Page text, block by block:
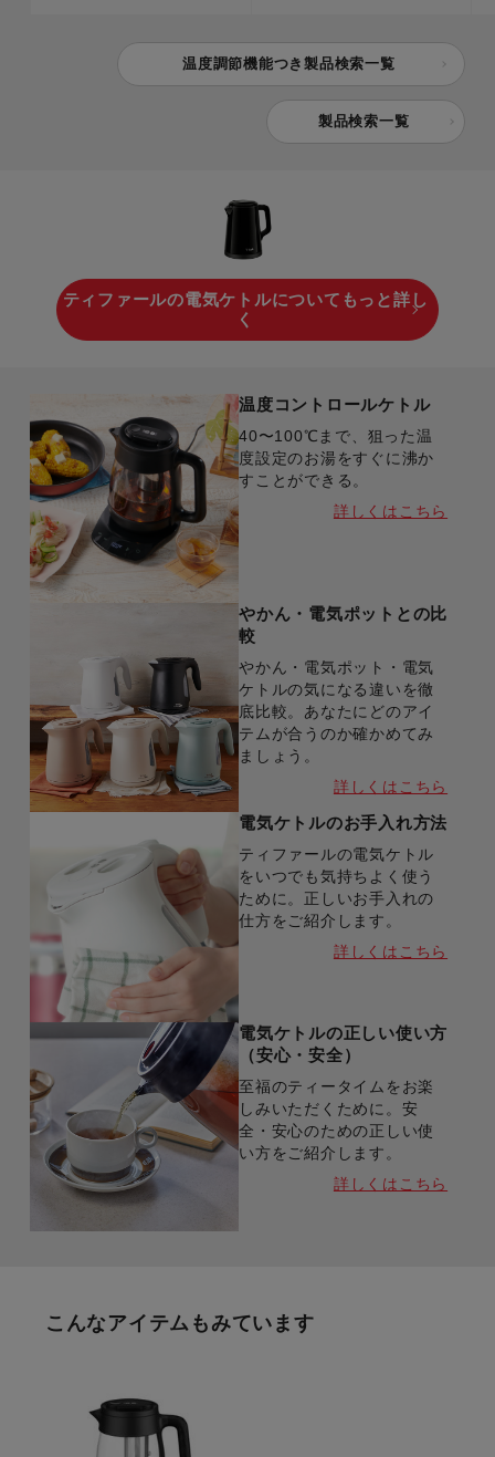
温度調節機能つき製品検索一覧
製品検索一覧
ティファールの電気ケトルについてもっと詳し
く
温度コントロールケトル
40〜100℃まで、狙った温
度設定のお湯をすぐに沸か
すことができる。
詳しくはこちら
やかん・電気ポットとの比
較
やかん・電気ポット・電気
ケトルの気になる違いを徹
底比較。あなたにどのアイ
テムが合うのか確かめてみ
ましょう。
詳しくはこちら
電気ケトルのお手入れ方法
ティファールの電気ケトル
をいつでも気持ちよく使う
ために。正しいお手入れの
仕方をご紹介します。
詳しくはこちら
電気ケトルの正しい使い方
（安心・安全）
至福のティータイムをお楽
しみいただくために。安
全・安心のための正しい使
い方をご紹介します。
詳しくはこちら
こんなアイテムもみています